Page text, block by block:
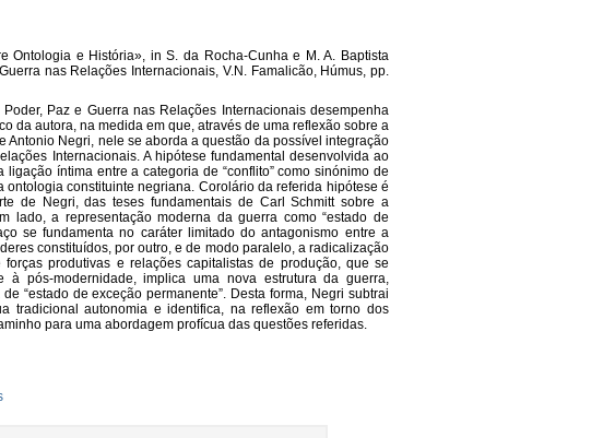
Ontologia e História», in S. da Rocha-Cunha e M. A. Baptista
nas Relações Internacionais, V.N. Famalicão, Húmus, pp.
Paz e Guerra nas Relações Internacionais desempenha
da autora, na medida em que, através de uma reflexão sobre a
Antonio Negri, nele se aborda a questão da possível integração
Internacionais. A hipótese fundamental desenvolvida ao
íntima entre a categoria de “conflito” como sinónimo de
ontologia constituinte negriana. Corolário da referida hipótese é
de Negri, das teses fundamentais de Carl Schmitt sobre a
lado, a representação moderna da guerra como “estado de
se fundamenta no caráter limitado do antagonismo entre a
constituídos, por outro, e de modo paralelo, a radicalização
produtivas e relações capitalistas de produção, que se
à pós-modernidade, implica uma nova estrutura da guerra,
“estado de exceção permanente”. Desta forma, Negri subtrai
tradicional autonomia e identifica, na reflexão em torno dos
para uma abordagem profícua das questões referidas.